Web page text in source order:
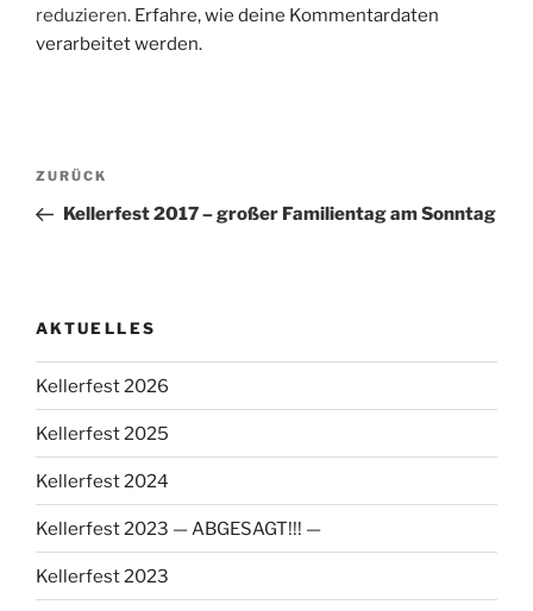
reduzieren. Erfahre, wie deine Kommentardaten
verarbeitet werden.
Beitragsnavigation
Vorheriger
Beitrag
ZURÜCK
Kellerfest 2017 – großer Familientag am Sonntag
AKTUELLES
Kellerfest 2026
Kellerfest 2025
Kellerfest 2024
Kellerfest 2023 — ABGESAGT!!! —
Kellerfest 2023